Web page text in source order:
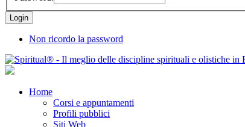
Non ricordo la password
Home
Corsi e appuntamenti
Profili pubblici
Siti Web